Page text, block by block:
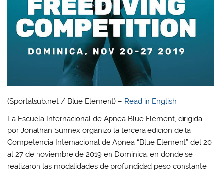
(Sportalsub.net / Blue Element) – Read in English
La Escuela Internacional de Apnea Blue Element, dirigida
por Jonathan Sunnex organizó la tercera edición de la
Competencia Internacional de Apnea “Blue Element” del 20
al 27 de noviembre de 2019 en Dominica, en donde se
realizaron las modalidades de profundidad peso constante